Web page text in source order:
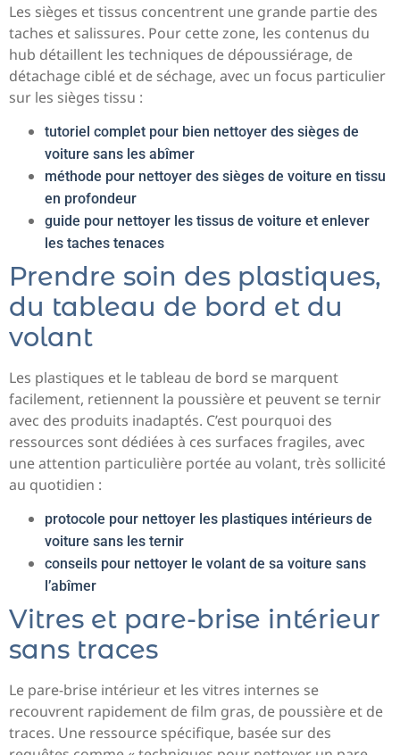
Les sièges et tissus concentrent une grande partie des
taches et salissures. Pour cette zone, les contenus du
hub détaillent les techniques de dépoussiérage, de
détachage ciblé et de séchage, avec un focus particulier
sur les sièges tissu :
tutoriel complet pour bien nettoyer des sièges de
voiture sans les abîmer
méthode pour nettoyer des sièges de voiture en tissu
en profondeur
guide pour nettoyer les tissus de voiture et enlever
les taches tenaces
Prendre soin des plastiques,
du tableau de bord et du
volant
Les plastiques et le tableau de bord se marquent
facilement, retiennent la poussière et peuvent se ternir
avec des produits inadaptés. C’est pourquoi des
ressources sont dédiées à ces surfaces fragiles, avec
une attention particulière portée au volant, très sollicité
au quotidien :
protocole pour nettoyer les plastiques intérieurs de
voiture sans les ternir
conseils pour nettoyer le volant de sa voiture sans
l’abîmer
Vitres et pare-brise intérieur
sans traces
Le pare-brise intérieur et les vitres internes se
recouvrent rapidement de film gras, de poussière et de
traces. Une ressource spécifique, basée sur des